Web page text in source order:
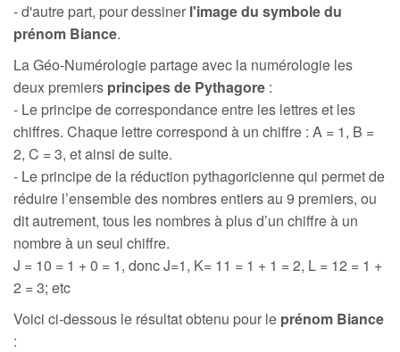
- d'autre part, pour dessiner l'image du symbole du
prénom Biance.
La Géo-Numérologie partage avec la numérologie les
deux premiers principes de Pythagore :
- Le principe de correspondance entre les lettres et les
chiffres. Chaque lettre correspond à un chiffre : A = 1, B =
2, C = 3, et ainsi de suite.
- Le principe de la réduction pythagoricienne qui permet de
réduire l’ensemble des nombres entiers au 9 premiers, ou
dit autrement, tous les nombres à plus d’un chiffre à un
nombre à un seul chiffre.
J = 10 = 1 + 0 = 1, donc J=1, K= 11 = 1 + 1 = 2, L = 12 = 1 +
2 = 3; etc
Voici ci-dessous le résultat obtenu pour le prénom Biance
: